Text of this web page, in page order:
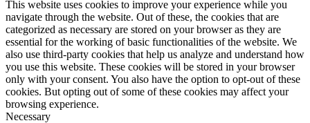
This website uses cookies to improve your experience while you
navigate through the website. Out of these, the cookies that are
categorized as necessary are stored on your browser as they are
essential for the working of basic functionalities of the website. We
also use third-party cookies that help us analyze and understand how
you use this website. These cookies will be stored in your browser
only with your consent. You also have the option to opt-out of these
cookies. But opting out of some of these cookies may affect your
browsing experience.
Necessary